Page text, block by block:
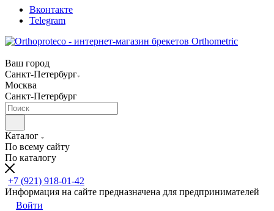
Вконтакте
Telegram
Ваш город
Санкт-Петербург
Москва
Санкт-Петербург
Каталог
По всему сайту
По каталогу
+7 (921) 918-01-42
Информация на сайте предназначена для предпринимателей
Войти